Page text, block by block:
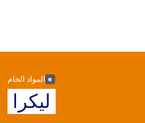
المواد الخام
ليكرا